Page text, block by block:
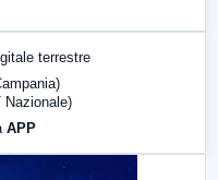
terrestre
Nazionale)
APP